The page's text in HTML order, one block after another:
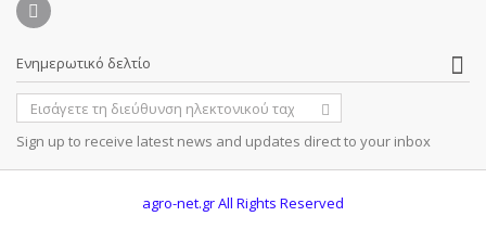
Ενημερωτικό δελτίο
Sign up to receive latest news and updates direct to your inbox
agro-net.grAll Rights Reserved